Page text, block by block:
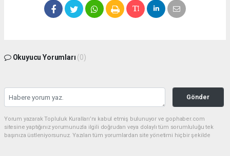
Okuyucu Yorumları (0)
Gönder
Yorum yazarak Topluluk Kuralları’nı kabul etmiş bulunuyor ve gophaber.com
sitesine yaptığınız yorumunuzla ilgili doğrudan veya dolaylı tüm sorumluluğu tek
başınıza üstleniyorsunuz. Yazılan tüm yorumlardan site yönetimi hiçbir şekilde